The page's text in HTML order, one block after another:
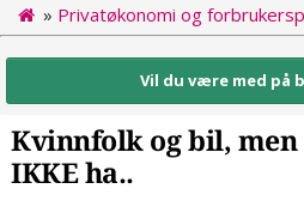
» Privatøkonomi og
Vil du være med på
Kvinnfolk og bil,
IKKE ha..